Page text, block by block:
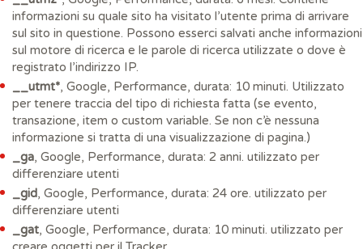
informazioni su quale sito ha visitato l’utente prima di arrivare
sul sito in questione. Possono esserci salvati anche informazioni
sul motore di ricerca e le parole di ricerca utilizzate o dove è
registrato l’indirizzo IP.
__utmt*, Google, Performance, durata: 10 minuti. Utilizzato
per tenere traccia del tipo di richiesta fatta (se evento,
transazione, item o custom variable. Se non c’è nessuna
informazione si tratta di una visualizzazione di pagina.)
_ga, Google, Performance, durata: 2 anni. utilizzato per
differenziare utenti
_gid, Google, Performance, durata: 24 ore. utilizzato per
differenziare utenti
_gat, Google, Performance, durata: 10 minuti. utilizzato per